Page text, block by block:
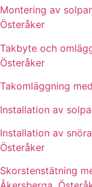
Montering av
Österåker
Takbyte och
Österåker
Takomläggning
Installation av
Installation av
Österåker
Skorstenstätning